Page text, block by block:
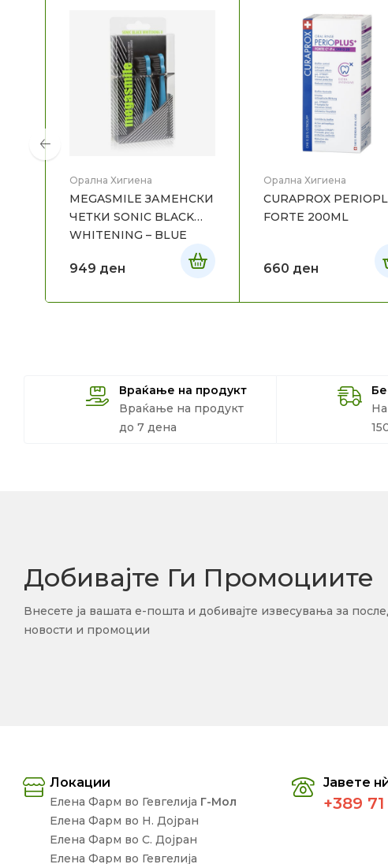
Орална Хигиена
MEGASMILE ЗАМЕНСКИ
ЧЕТКИ SONIC BLACK
WHITENING – BLUE
949 ден
Орална Хигиена
CURAPROX
FORTE 200ML
660 ден
Враќање на продукт
Враќање на продукт
до 7 дена
Добивајте Ги Промоциите
Внесете ја вашата е-пошта и добивајте извесувања за
новости и промоции
Локации
Елена Фарм во Гевгелија Г-Мол
Елена Фарм во Н. Дојран
Елена Фарм во С. Дојран
Елена Фарм во Гевгелија
Јавете
+389